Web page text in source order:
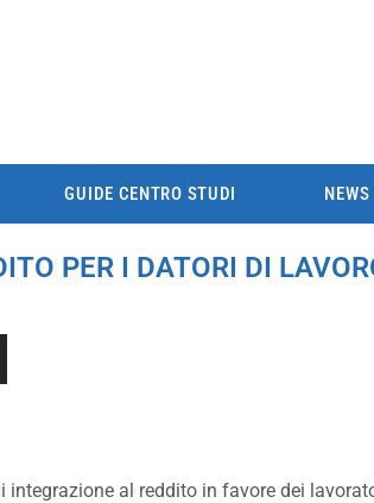
GUIDE CENTRO STUDI NEWS
PER I DATORI DI
al reddito in favore dei